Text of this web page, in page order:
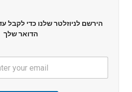
הירשם לניוזלטר שלנו כדי לקבל
הדואר שלך